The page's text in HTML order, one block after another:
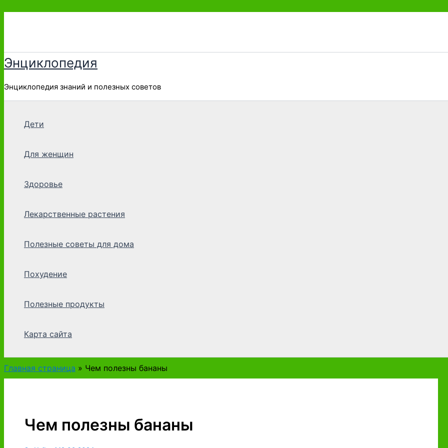
Перейти
Энциклопедия
Энциклопедия знаний и полезных советов
Дети
Для женщин
Здоровье
Лекарственные растения
Полезные советы для дома
Похудение
Полезные продукты
Карта сайта
Главная страница » Чем полезны бананы
Чем полезны бананы